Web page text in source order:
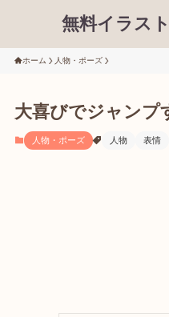
無料イラス
ホーム 人物・ポーズ
大喜びでジャンプ
人物・ポーズ 人物 表情